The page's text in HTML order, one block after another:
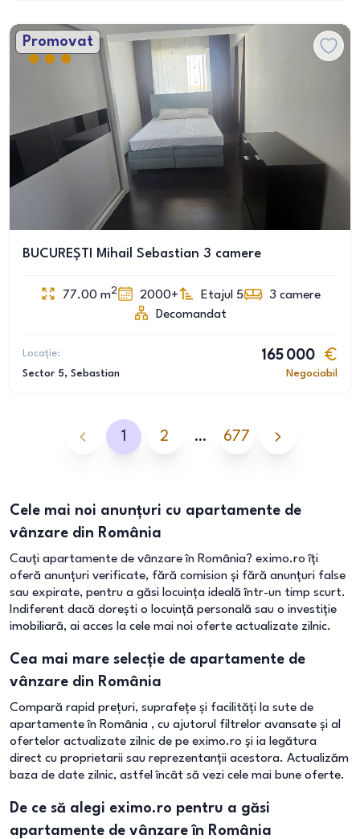
Promovat
BUCUREȘTI Mihail Sebastian 3 camere
77.00 m2 2000+ Etajul 5 3 camere
Decomandat
Locație:
Sector 5, Sebastian
165 000
Negociabil
1 2 … 677
Cele mai noi anunțuri cu apartamente de
vânzare din România
Cauți apartamente de vânzare în România? eximo.ro îți
oferă anunțuri verificate, fără comision și fără anunțuri false
sau expirate, pentru a găsi locuința ideală într-un timp scurt.
Indiferent dacă dorești o locuință personală sau o investiție
imobiliară, ai acces la cele mai noi oferte actualizate zilnic.
Cea mai mare selecție de apartamente de
vânzare din România
Compară rapid prețuri, suprafețe și facilități la sute de
apartamente în România , cu ajutorul filtrelor avansate și al
ofertelor actualizate zilnic de pe eximo.ro și ia legătura
direct cu proprietarii sau reprezentanții acestora. Actualizăm
baza de date zilnic, astfel încât să vezi cele mai bune oferte.
De ce să alegi eximo.ro pentru a găsi
apartamente de vânzare în România